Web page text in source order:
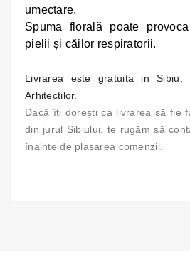
umectare.
Spuma florală poate
pielii și căilor respiratorii.
Livrarea este gratuita in Sibiu,
Arhitectilor.
Dacă îți dorești ca livrarea să fie
din jurul Sibiului, te rugăm să
înainte de plasarea comenzii.